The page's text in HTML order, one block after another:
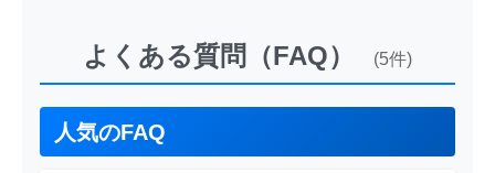
よくある質問（FAQ） (5件)
人気のFAQ